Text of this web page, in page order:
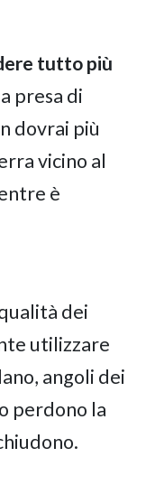
tutto più
presa di
dovrai più
vicino al
è
dei
utilizzare
angoli dei
perdono la